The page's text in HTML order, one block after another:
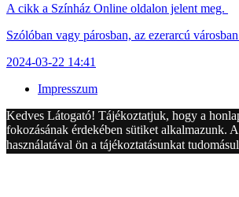
A cikk a Színház Online oldalon jelent meg.
Szólóban vagy párosban, az ezerarcú
2024-03-22 14:41
Impresszum
Kedves Látogató! Tájékoztatjuk, hogy a
fokozásának érdekében sütiket alkalmazunk.
használatával ön a tájékoztatásunkat